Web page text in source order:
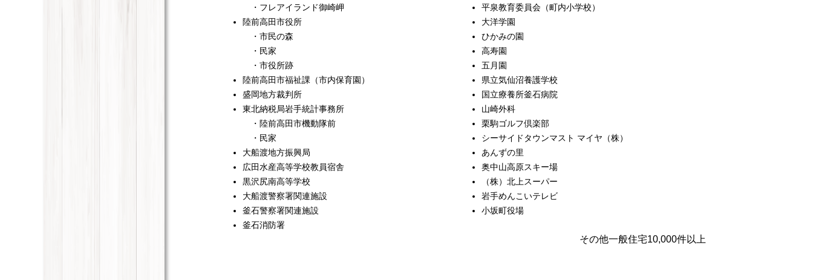
・フレアイランド御崎岬
陸前高田市役所
・市民の森
・民家
・市役所跡
陸前高田市福祉課（市内保育園）
盛岡地方裁判所
東北納税局岩手統計事務所
・陸前高田市機動隊前
・民家
大船渡地方振興局
広田水産高等学校教員宿舎
黒沢尻南高等学校
大船渡警察署関連施設
釜石警察署関連施設
釜石消防署
平泉教育委員会（町内小学校）
大洋学園
ひかみの園
高寿園
五月園
県立気仙沼養護学校
国立療養所釜石病院
山崎外科
栗駒ゴルフ倶楽部
シーサイドタウンマスト マイヤ（株）
あんずの里
奥中山高原スキー場
（株）北上スーパー
岩手めんこいテレビ
小坂町役場
その他一般住宅10,000件以上